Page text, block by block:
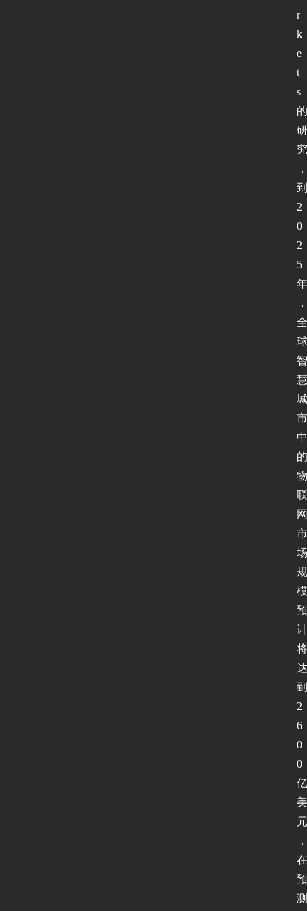
r
k
e
t
s
的
研
究
，
到
2
0
2
5
年
，
全
球
智
慧
城
市
中
的
物
联
网
市
场
规
模
预
计
将
达
到
2
6
0
0
亿
美
元
，
在
预
测